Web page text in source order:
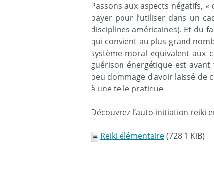
Passons aux aspects négatifs,
payer pour l’utiliser dans un
disciplines américaines). Et du
qui convient au plus grand
système moral équivalent aux
guérison énergétique est
peu dommage d’avoir laissé
à une telle pratique.
Découvrez l’auto-initiation reiki
Reiki élémentaire(728.1 KiB)